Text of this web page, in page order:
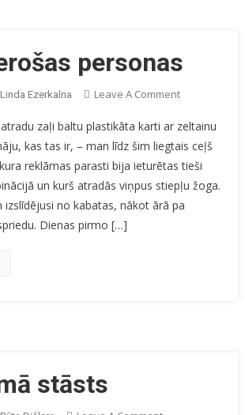
personas
Linda Ezerkalna Leave A CommentOn
Personas
zaļi baltu plastikāta karti ar zeltainu
kas tas ir, – man līdz šim liegtais ceļš
reklāmas parasti bija ieturētas tieši
un kurš atradās viņpus stiepļu žoga.
izslīdējusi no kabatas, nākot ārā pa
Dienas pirmo […]
stāsts